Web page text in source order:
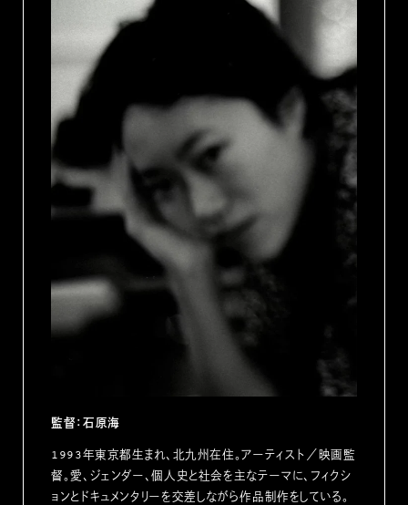
監督：石原海
1993年東京都生まれ、北九州在住。アーティスト／映画監
督。愛、ジェンダー、個人史と社会を主なテーマに、フィクシ
ョンとドキュメンタリーを交差しながら作品制作をしている。